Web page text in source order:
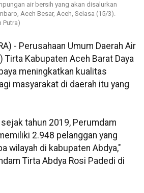
air bersih yang akan disalurkan
Aceh Besar, Aceh, Selasa (15/3).
Putra)
- Perusahaan Umum Daerah Air
Tirta Kabupaten Aceh Barat Daya
meningkatkan kualitas
masyarakat di daerah itu yang
tahun 2019, Perumdam
2.948 pelanggan yang
wilayah di kabupaten Abdya,"
Tirta Abdya Rosi Padedi di